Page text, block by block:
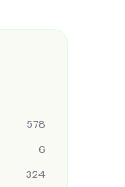
578
6
324